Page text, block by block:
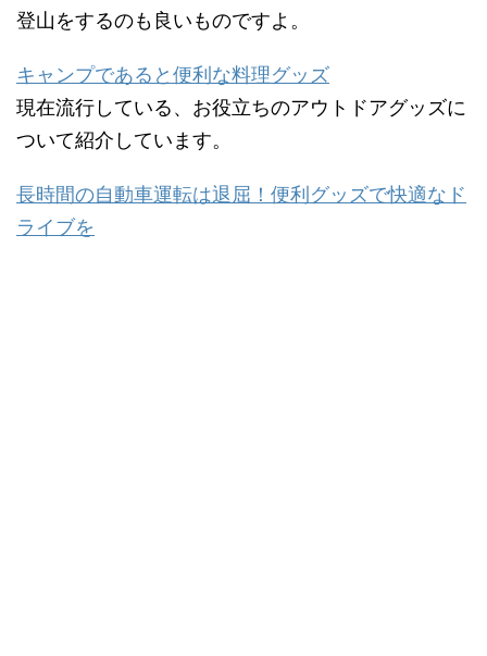
登山をするのも良いものですよ。
キャンプであると便利な料理グッズ
現在流行している、お役立ちのアウトドアグッズに
ついて紹介しています。
長時間の自動車運転は退屈！便利グッズで快適なド
ライブを